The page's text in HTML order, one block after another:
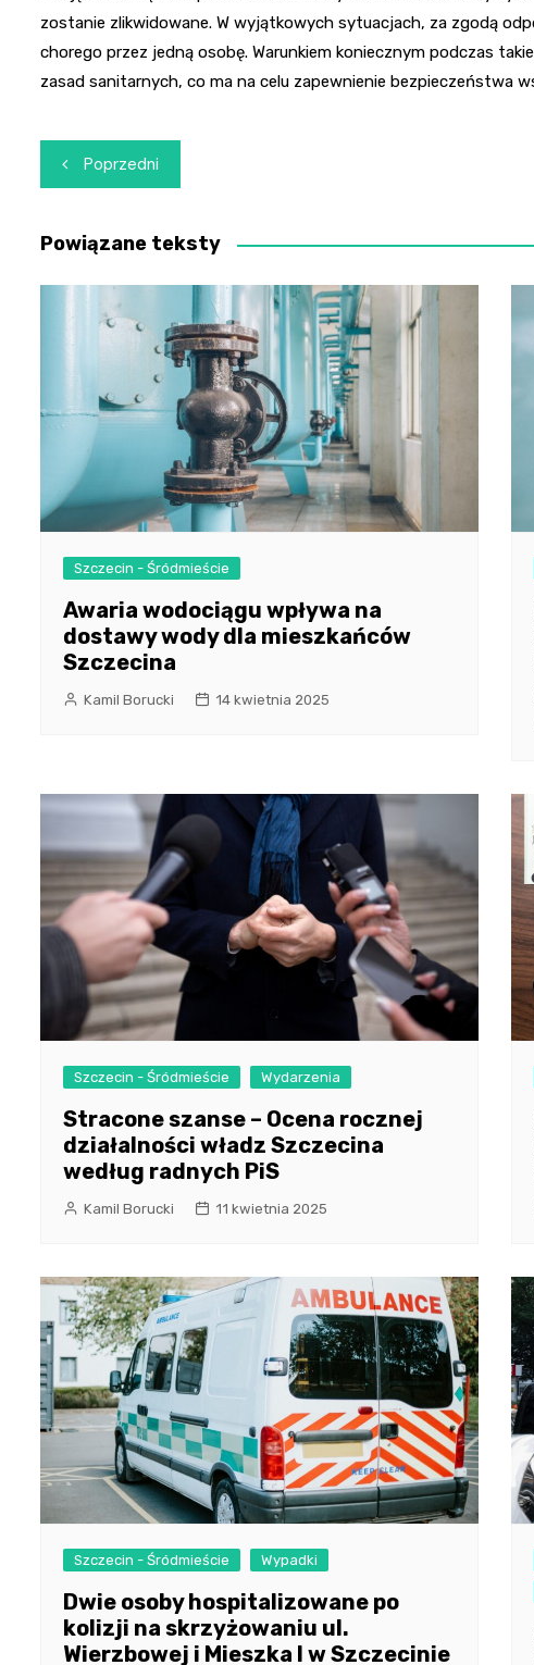
zostanie zlikwidowane. W wyjątkowych sytuacjach, za zgodą
chorego przez jedną osobę. Warunkiem koniecznym podczas
zasad sanitarnych, co ma na celu zapewnienie bezpieczeństwa
Nawigacja
wpisu
Poprzedni
Powiązane teksty
Szczecin - Śródmieście
Awaria wodociągu wpływa na
dostawy wody dla mieszkańców
Szczecina
Kamil Borucki 14 kwietnia 2025
Szczecin - Śródmieście Wydarzenia
Stracone szanse – Ocena rocznej
działalności władz Szczecina
według radnych PiS
Kamil Borucki 11 kwietnia 2025
Szczecin - Śródmieście Wypadki
Dwie osoby hospitalizowane po
kolizji na skrzyżowaniu ul.
Wierzbowej i Mieszka I w Szczecinie